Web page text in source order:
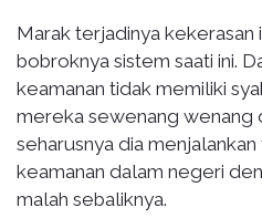
Marak terjadinya kekerasan
bobroknya sistem saati ini.
keamanan tidak memiliki
mereka sewenang wenang
seharusnya dia
keamanan dalam negeri
malah sebaliknya.